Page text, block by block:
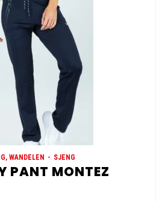
WANDELEN SJENG
PANT MONTEZ